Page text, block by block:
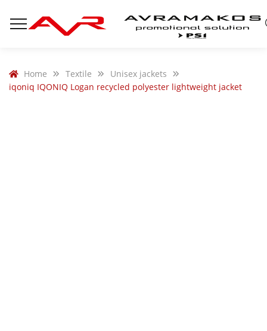
Home Textile
Unisex jackets
iqoniq IQONIQ Logan recycled polyester lightweight jacket